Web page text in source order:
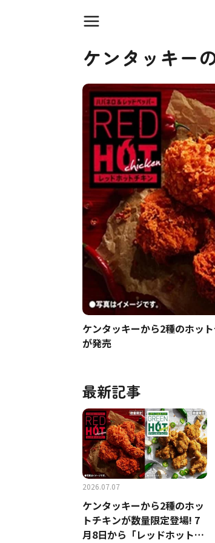
ケンタッキー
ケンタッキーから2種のホッ
が発売
最新記事
2026.07.07
ケンタッキーから2種のホッ
トチキンが数量限定登場! 7
月8日から「レッドホットチ